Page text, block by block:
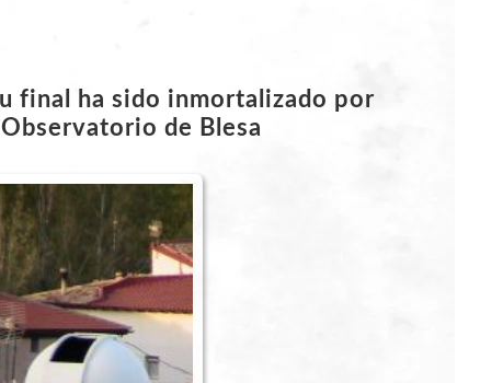
final ha sido inmortalizado por
de Blesa